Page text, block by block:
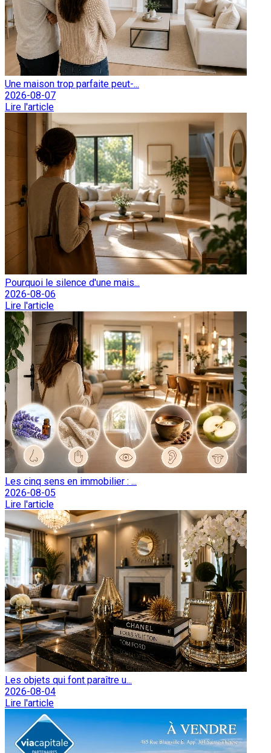
Une maison trop parfaite peut-...
2026-08-07
Lire l'article
Pourquoi le silence d'une mais...
2026-08-06
Lire l'article
Les cinq sens en immobilier : ...
2026-08-05
Lire l'article
Les objets qui font paraître u...
2026-08-04
Lire l'article